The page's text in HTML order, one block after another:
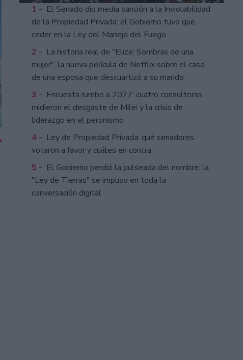
1 - El Senado dio media sanción a la Inviolabilidad
de la Propiedad Privada: el Gobierno tuvo que
ceder en la Ley del Manejo del Fuego
2 - La historia real de "Elize: Sombras de una
mujer", la nueva película de Netflix sobre el caso
de una esposa que descuartizó a su marido
3 - Encuesta rumbo a 2027: cuatro consultoras
midieron el desgaste de Milei y la crisis de
liderazgo en el peronismo
4 - Ley de Propiedad Privada: qué senadores
votaron a favor y cuáles en contra
5 - El Gobierno perdió la pulseada del nombre: la
"Ley de Tierras" se impuso en toda la
conversación digital